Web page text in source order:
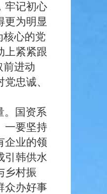
牢记初心
更为明显
核心的党
上紧紧跟
前进动
忠诚、
。国资系
一要坚持
企业的领
引韩供水
乡村振
众办好事